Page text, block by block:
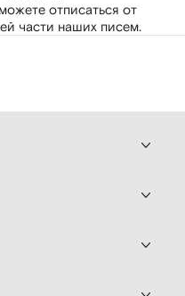
отписаться от
части наших писем.